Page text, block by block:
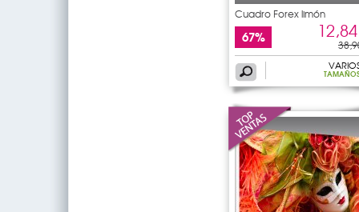
Cuadro Forex limón
67%